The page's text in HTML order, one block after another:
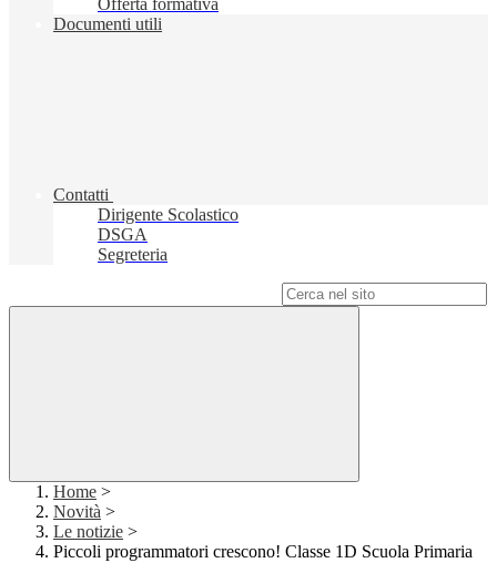
Offerta formativa
Documenti utili
Contatti
Dirigente Scolastico
DSGA
Segreteria
Home >
Novità >
Le notizie >
Piccoli programmatori crescono! Classe 1D Scuola Primaria